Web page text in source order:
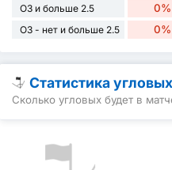
ОЗ и больше 2.5 0%
ОЗ - нет и больше 2.5 0%
Статистика угловых
Сколько угловых будет в